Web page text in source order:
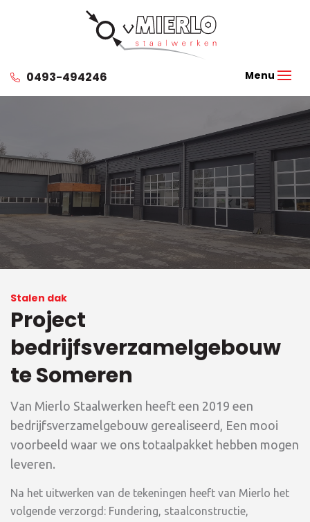
0493-494246
Stalen dak
Project
bedrijfsverzamelgebouw
te Someren
Van Mierlo Staalwerken heeft een 2019 een
bedrijfsverzamelgebouw gerealiseerd, Een mooi
voorbeeld waar we ons totaalpakket hebben mogen
leveren.
Na het uitwerken van de tekeningen heeft van Mierlo het
volgende verzorgd: Fundering, staalconstructie,